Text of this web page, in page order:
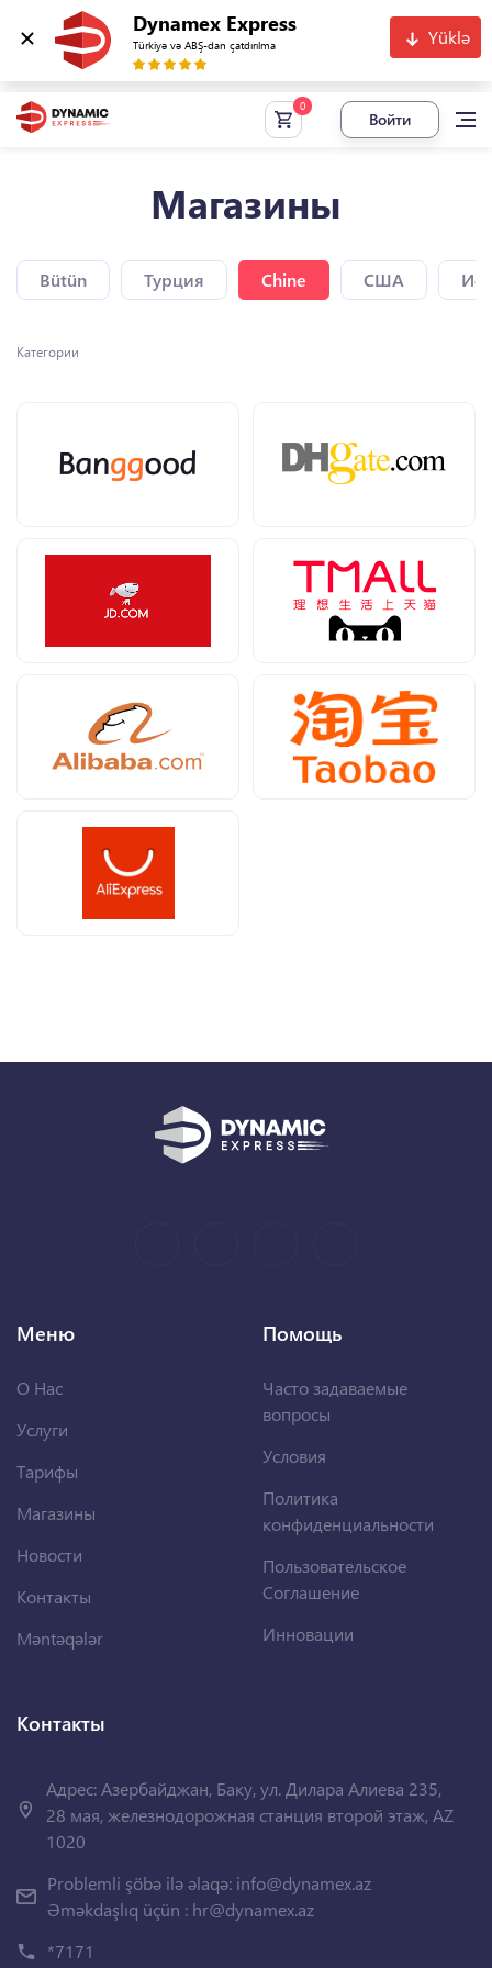
Dynamex Express
Türkiyə və ABŞ-dan çatdırılma Yüklə
Войти
Магазины
Bütün Турция Chine США
Категории
Меню
О Нас
Услуги
Тарифы
Магазины
Новости
Контакты
Məntəqələr
Помощь
Часто задаваемые
вопросы
Условия
Политика
конфиденциальности
Пользовательское
Соглашение
Инновации
Контакты
Адрес: Азербайджан, Баку, ул. Дилара Алиева 235,
28 мая, железнодорожная станция второй этаж, AZ
1020
Problemli şöbə ilə əlaqə: info@dynamex.az
Əməkdaşlıq üçün : hr@dynamex.az
*7171